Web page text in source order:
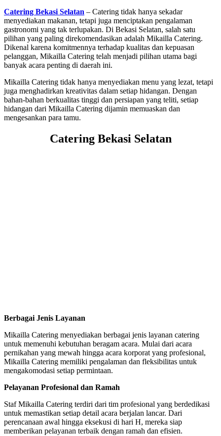
Catering Bekasi Selatan – Catering tidak hanya sekadar
menyediakan makanan, tetapi juga menciptakan pengalaman
gastronomi yang tak terlupakan. Di Bekasi Selatan, salah satu
pilihan yang paling direkomendasikan adalah Mikailla Catering.
Dikenal karena komitmennya terhadap kualitas dan kepuasan
pelanggan, Mikailla Catering telah menjadi pilihan utama bagi
banyak acara penting di daerah ini.
Mikailla Catering tidak hanya menyediakan menu yang lezat, tetapi
juga menghadirkan kreativitas dalam setiap hidangan. Dengan
bahan-bahan berkualitas tinggi dan persiapan yang teliti, setiap
hidangan dari Mikailla Catering dijamin memuaskan dan
mengesankan para tamu.
Catering Bekasi Selatan
Berbagai Jenis Layanan
Mikailla Catering menyediakan berbagai jenis layanan catering
untuk memenuhi kebutuhan beragam acara. Mulai dari acara
pernikahan yang mewah hingga acara korporat yang profesional,
Mikailla Catering memiliki pengalaman dan fleksibilitas untuk
mengakomodasi setiap permintaan.
Pelayanan Profesional dan Ramah
Staf Mikailla Catering terdiri dari tim profesional yang berdedikasi
untuk memastikan setiap detail acara berjalan lancar. Dari
perencanaan awal hingga eksekusi di hari H, mereka siap
memberikan pelayanan terbaik dengan ramah dan efisien.